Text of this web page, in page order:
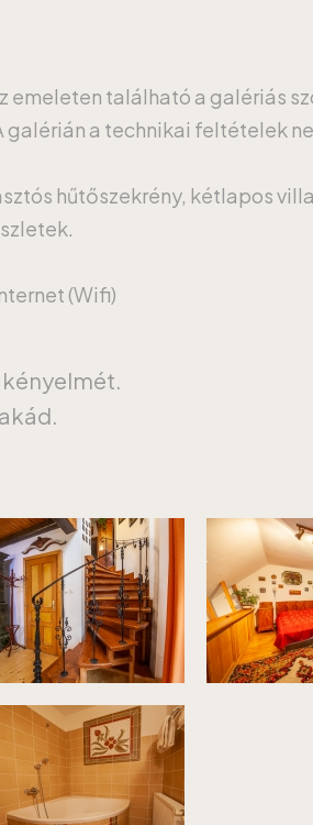
található a galériás
galérián a technikai feltételek
hűtőszekrény, kétlapos
(Wifi)